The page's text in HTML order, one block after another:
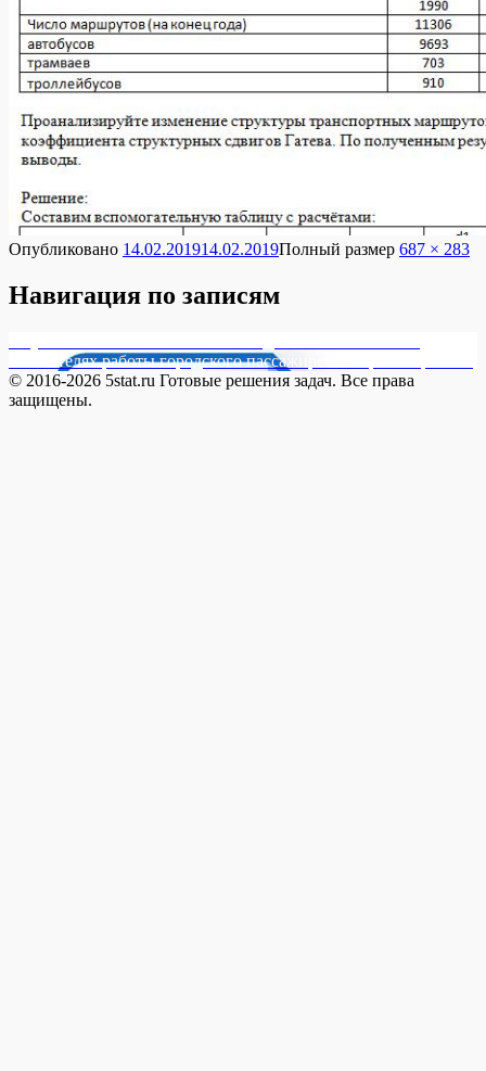
Опубликовано 14.02.201914.02.2019Полный размер 687 × 283
Навигация по записям
показателях работы городского пассажирского транспорта РФ
© 2016-2026 5stat.ru Готовые решения задач. Все права
защищены.